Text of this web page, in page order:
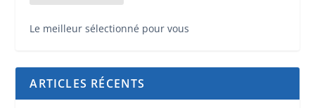
Le meilleur sélectionné pour vous
ARTICLES RÉCENTS